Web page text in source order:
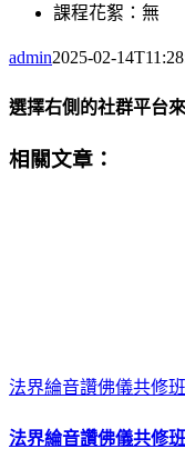
課程花絮：無
admin2025-02-
選擇右側的社群平台
Facebook
X
Email:
相關文章：
法界綸音讚佛儀共修班
法界綸音讚佛儀共修班